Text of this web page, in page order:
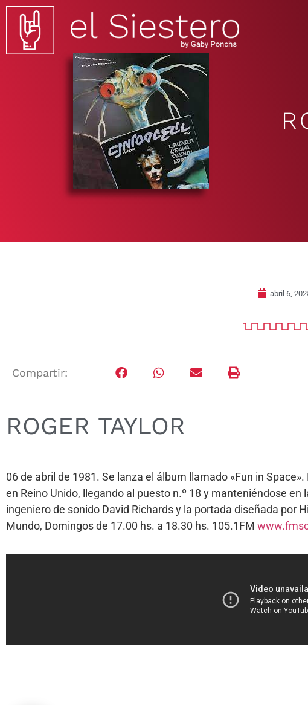
abril 6,
Compartir:
ROGER TAYLOR
06 de abril de 1981. Se lanza el álbum llamado «Fun in
en Reino Unido, llegando al puesto n.º 18 y manteniéndose
ingeniero de sonido David Richards y la portada diseñada por
Mundo, Domingos de 17.00 hs. a 18.30 hs. 105.1FM